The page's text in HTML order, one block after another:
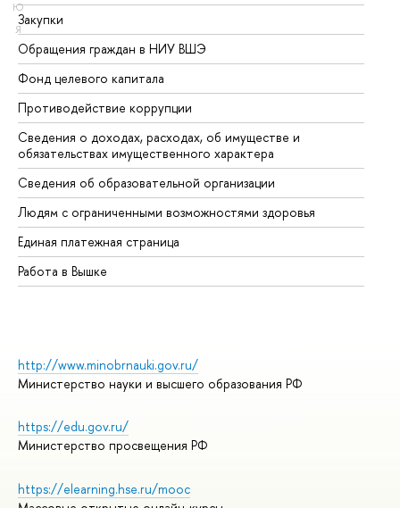
Ю
Я
Закупки
Обращения граждан в НИУ ВШЭ
Фонд целевого капитала
Противодействие коррупции
Сведения о доходах, расходах, об имуществе и
обязательствах имущественного характера
Сведения об образовательной организации
Людям с ограниченными возможностями здоровья
Единая платежная страница
Работа в Вышке
http://www.minobrnauki.gov.ru/
Министерство науки и высшего образования РФ
https://edu.gov.ru/
Министерство просвещения РФ
https://elearning.hse.ru/mooc